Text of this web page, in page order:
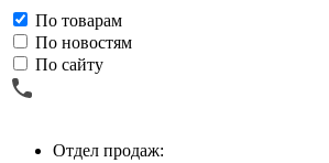
По товарам
По новостям
По сайту
Отдел продаж: